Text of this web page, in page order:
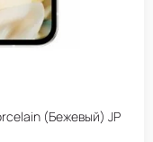
(Бежевый) JP